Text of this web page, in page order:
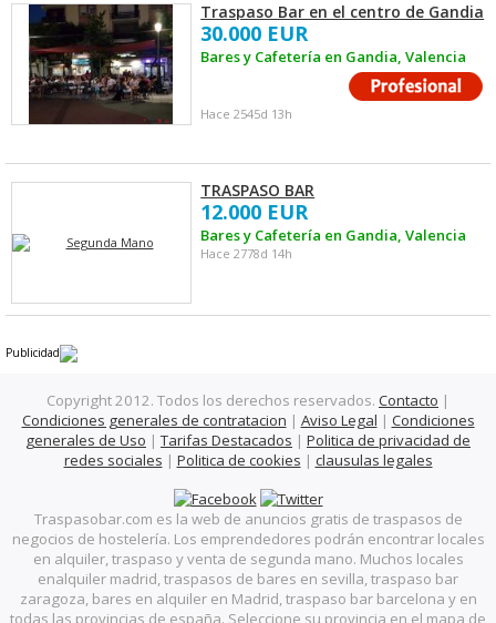
Traspaso Bar en el centro de Gandia
30.000 EUR
Bares y Cafetería en Gandia, Valencia
Hace 2545d 13h
TRASPASO BAR
12.000 EUR
Bares y Cafetería en Gandia, Valencia
Hace 2778d 14h
Publicidad
Copyright 2012. Todos los derechos reservados. Contacto |
Condiciones generales de contratacion | Aviso Legal | Condiciones
generales de Uso | Tarifas Destacados | Politica de privacidad de
redes sociales | Politica de cookies | clausulas legales
Traspasobar.com es la web de anuncios gratis de traspasos de
negocios de hostelería. Los emprendedores podrán encontrar locales
en alquiler, traspaso y venta de segunda mano. Muchos locales
enalquiler madrid, traspasos de bares en sevilla, traspaso bar
zaragoza, bares en alquiler en Madrid, traspaso bar barcelona y en
todas las provincias de españa. Seleccione su provincia en el mapa de